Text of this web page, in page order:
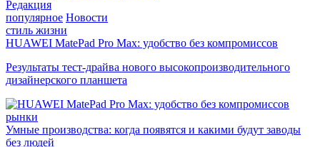
Редакция
популярное Новости
стиль жизни
HUAWEI MatePad Pro Max: удобство без компромиссов
Результаты тест-драйва нового высокопроизводительного
дизайнерского планшета
рынки
Умные производства: когда появятся и какими будут заводы
без людей